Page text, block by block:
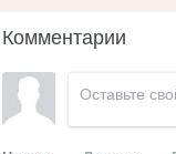
Комментарии